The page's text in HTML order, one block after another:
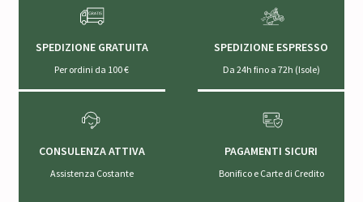
SPEDIZIONE GRATUITA
Per ordini da 100 €
SPEDIZIONE ESPRESSO
Da 24h fino a 72h (Isole)
CONSULENZA ATTIVA
Assistenza Costante
PAGAMENTI SICURI
Bonifico e Carte di Credito